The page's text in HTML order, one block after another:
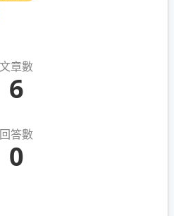
文章數
6
回答數
0